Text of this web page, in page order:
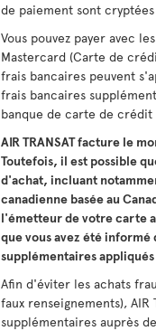
de paiement sont
Vous pouvez payer avec
Mastercard (Carte de
frais bancaires peuvent
frais bancaires
banque de carte de
AIR TRANSAT facture le
Toutefois, il est possible
d'achat, incluant
canadienne basée au
l'émetteur de votre carte
que vous avez été informé
supplémentaires
Afin d'éviter les achats
faux renseignements),
supplémentaires auprès